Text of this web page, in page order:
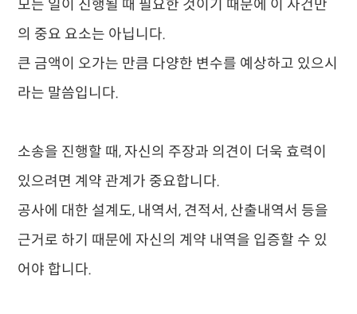
모든 일이 진행될 때 필요한 것이기 때문에 이 사건만
의 중요 요소는 아닙니다.
​큰 금액이 오가는 만큼 다양한 변수를 예상하고 있으시
라는 말씀입니다.
소송을 진행할 때, 자신의 주장과 의견이 더욱 효력이
있으려면 계약 관계가 중요합니다.
공사에 대한 설계도, 내역서, 견적서, 산출내역서 등을
근거로 하기 때문에 자신의 계약 내역을 입증할 수 있
어야 합니다.